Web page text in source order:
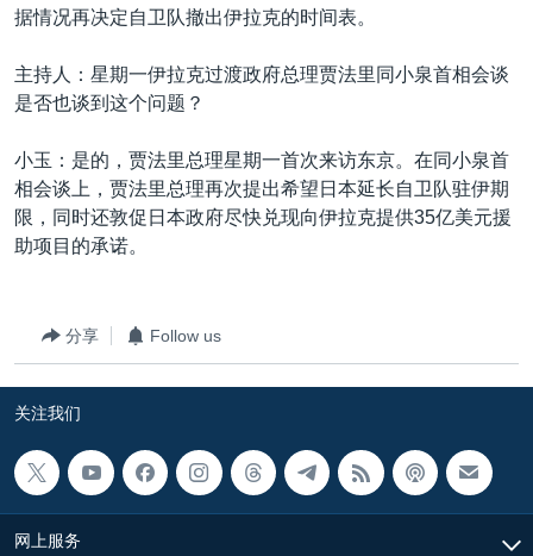
据情况再决定自卫队撤出伊拉克的时间表。
主持人：星期一伊拉克过渡政府总理贾法里同小泉首相会谈
是否也谈到这个问题？
小玉：是的，贾法里总理星期一首次来访东京。在同小泉首
相会谈上，贾法里总理再次提出希望日本延长自卫队驻伊期
限，同时还敦促日本政府尽快兑现向伊拉克提供35亿美元援
助项目的承诺。
分享 Follow us
关注我们
网上服务